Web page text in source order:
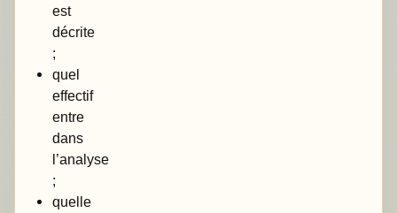
est
décrite
;
quel
effectif
entre
dans
l’analyse
;
quelle